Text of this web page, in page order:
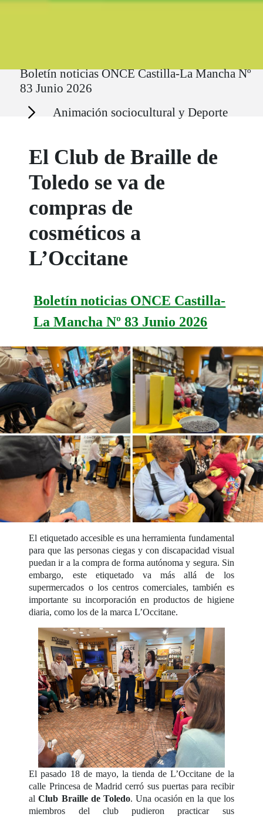
Boletín noticias ONCE Castilla-La Mancha Nº
83 Junio 2026
Secciones Animación sociocultural y Deporte
El Club de Braille de
Toledo se va de
compras de
cosméticos a
L’Occitane
Boletín noticias ONCE Castilla-
La Mancha Nº 83 Junio 2026
El etiquetado accesible es una herramienta fundamental
para que las personas ciegas y con discapacidad visual
puedan ir a la compra de forma autónoma y segura. Sin
embargo, este etiquetado va más allá de los
supermercados o los centros comerciales, también es
importante su incorporación en productos de higiene
diaria, como los de la marca L’Occitane.
El pasado 18 de mayo, la tienda de L’Occitane de la
calle Princesa de Madrid cerró sus puertas para recibir
alClub Braille de Toledo. Una ocasión en la que los
miembros del club pudieron practicar sus